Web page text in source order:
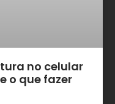
no celular
o que fazer